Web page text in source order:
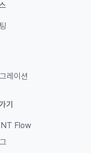
레이션
기
Flow